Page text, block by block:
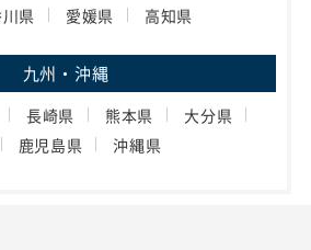
県 愛媛県 高知県
九州・沖縄
長崎県 熊本県
大分県
鹿児島県 沖縄県